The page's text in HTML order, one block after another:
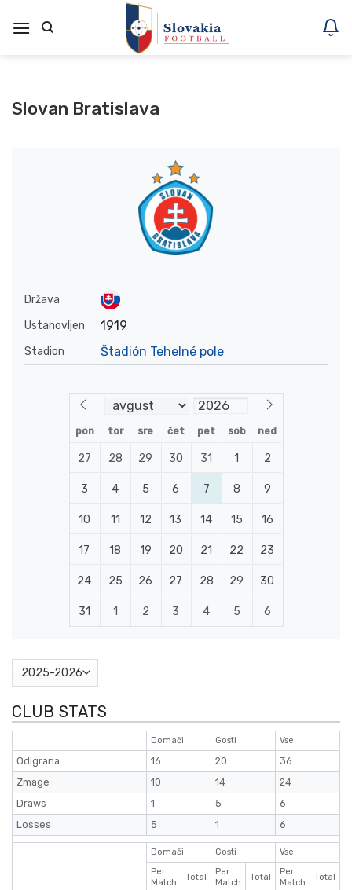
na
Slovan Bratislava
Država
Ustanovljen
1919
Stadion Štadión Tehelné pole
pon tor sre čet pet sob ned
27 28 29 30 31 1 2
3 4 5 6 7 8 9
10 11 12 13 14 15 16
17 18 19 20 21 22 23
24 25 26 27 28 29 30
31 1 2 3 4 5 6
CLUB STATS
Domači Gosti Vse
Odigrana 16 20
36
Zmage
10 14
24
Draws
1 5
6
Losses
5 1 6
Domači Gosti
Vse
Per
Match
Total
Per
Match
Total
Per
Match
Total